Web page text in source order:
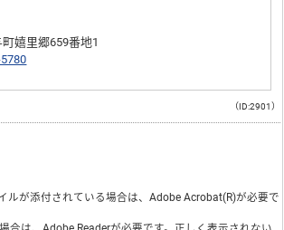
嬉里郷659番地1
（ID:2901）
ルが添付されている場合は、Adobe Acrobat(R)が必要で